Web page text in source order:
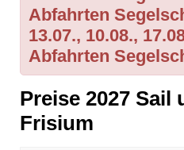
Abfahrten
13.07., 10.08.,
Abfahrten
Preise 2027
Frisium